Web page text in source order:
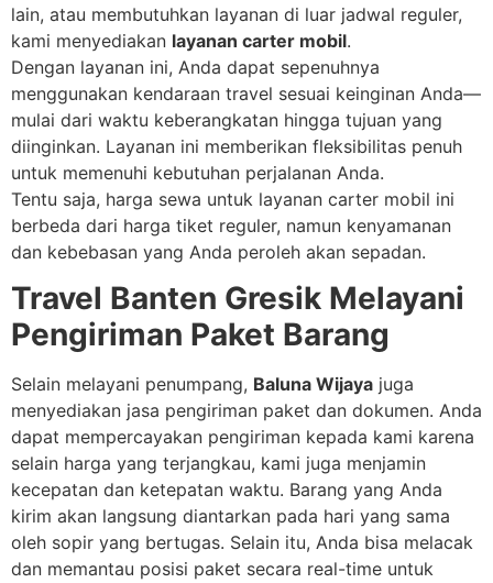
lain, atau membutuhkan layanan di luar jadwal reguler,
kami menyediakan layanan carter mobil.
Dengan layanan ini, Anda dapat sepenuhnya
menggunakan kendaraan travel sesuai keinginan Anda—
mulai dari waktu keberangkatan hingga tujuan yang
diinginkan. Layanan ini memberikan fleksibilitas penuh
untuk memenuhi kebutuhan perjalanan Anda.
Tentu saja, harga sewa untuk layanan carter mobil ini
berbeda dari harga tiket reguler, namun kenyamanan
dan kebebasan yang Anda peroleh akan sepadan.
Travel Banten Gresik Melayani
Pengiriman Paket Barang
Selain melayani penumpang, Baluna Wijaya juga
menyediakan jasa pengiriman paket dan dokumen. Anda
dapat mempercayakan pengiriman kepada kami karena
selain harga yang terjangkau, kami juga menjamin
kecepatan dan ketepatan waktu. Barang yang Anda
kirim akan langsung diantarkan pada hari yang sama
oleh sopir yang bertugas. Selain itu, Anda bisa melacak
dan memantau posisi paket secara real-time untuk